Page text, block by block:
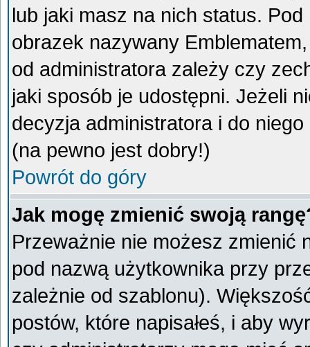
lub jaki masz na nich status.
obrazek nazywany
od administratora zależy czy
jaki sposób je udostępni. Jeżeli
decyzja administratora i do
(na pewno jest dobry!)
Powrót do góry
Jak mogę zmienić swoją
Przeważnie nie możesz zmienić
pod nazwą użytkownika przy
zależnie od szablonu).
postów, które napisałeś, i aby